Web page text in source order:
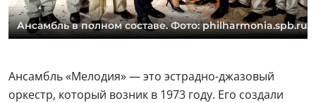
Ансамбль в полном составе. Фото: philharmonia.spb.ru
Ансамбль «Мелодия» — это эстрадно-джазовый
оркестр, который возник в 1973 году. Его создали